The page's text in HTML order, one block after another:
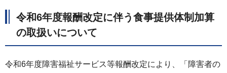
令和6年度報酬改定に伴う食事提供体制加算
の取扱いについて
令和6年度障害福祉サービス等報酬改定により、「障害者の